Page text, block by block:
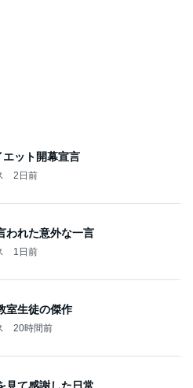
ット開幕宣言
2日前
われた意外な一言
1日前
室生徒の傑作
20時間前
見て感謝した日常